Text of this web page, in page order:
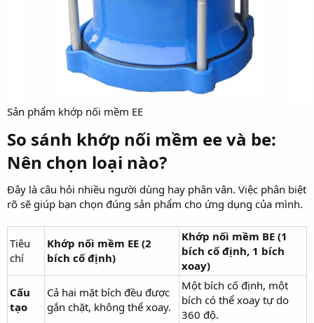
Sản phẩm khớp nối mềm EE
So sánh khớp nối mềm ee và be:
Nên chọn loại nào?
Đây là câu hỏi nhiều người dùng hay phân vân. Việc phân biệt
rõ sẽ giúp bạn chọn đúng sản phẩm cho ứng dụng của mình.
Tiêu
chí
Khớp nối mềm EE (2
bích cố định)
Khớp nối mềm BE (1
bích cố định, 1 bích
xoay)
Cấu
tạo
Cả hai mặt bích đều được
gắn chặt, không thể xoay.
Một bích cố định, một
bích có thể xoay tự do
360 độ.